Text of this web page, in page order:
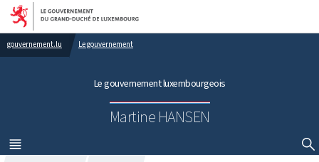
Aller au menu principal
Aller au contenu
gouvernement.lu Le gouvernement
Le gouvernement luxembourgeois
Martine HANSEN
MENU
PRINCIPAL
AFFICHER / MASQUER LA RECHERCHE